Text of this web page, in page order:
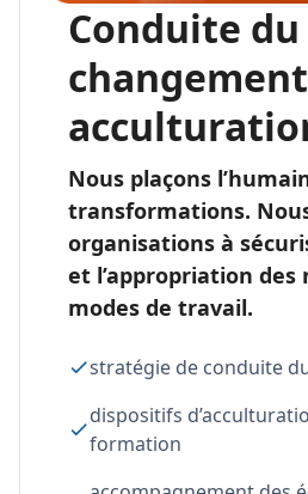
Conduite du
Nous plaçons
transformations.
organisations à
et l’appropriation des
modes de travail.
stratégie de conduite
dispositifs
formation